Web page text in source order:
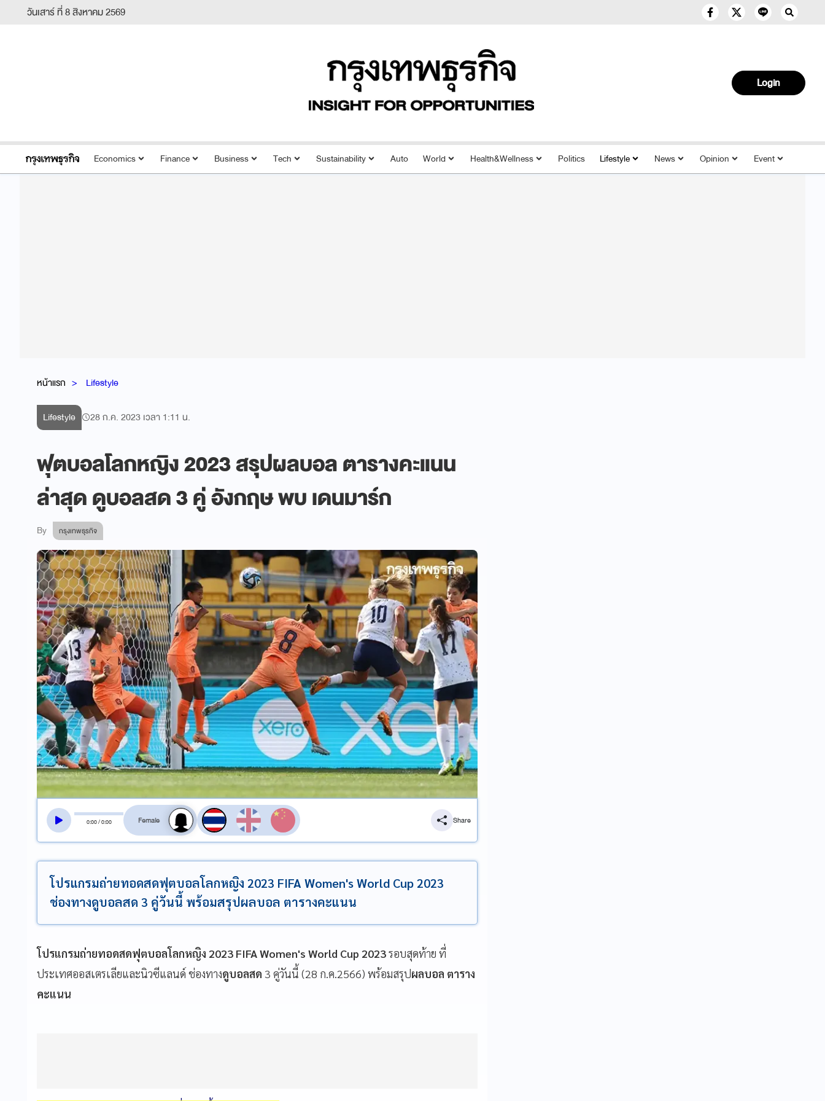
วันเสาร์ ที่ 8 สิงหาคม 2569
Login
Economics Finance Business Tech Sustainability Auto World Health&Wellness Politics Lifestyle News Opinion Event
หน้าแรก Lifestyle
Lifestyle 28 ก.ค. 2023 เวลา 1:11 น.
ฟุตบอลโลกหญิง 2023 สรุปผลบอล ตารางคะแนน
ล่าสุด ดูบอลสด 3 คู่ อังกฤษ พบ เดนมาร์ก
By กรุงเทพธุรกิจ
0:00/0:00
สลับเสียงอ่าน
Share
โปรแกรมถ่ายทอดสดฟุตบอลโลกหญิง 2023 FIFA Women's World Cup 2023
ช่องทางดูบอลสด 3 คู่วันนี้ พร้อมสรุปผลบอล ตารางคะแนน
โปรแกรมถ่ายทอดสดฟุตบอลโลกหญิง 2023 FIFA Women's World Cup 2023รอบสุดท้าย ที่
ประเทศออสเตรเลียและนิวซีแลนด์ ช่องทางดูบอลสด 3 คู่วันนี้ (28 ก.ค.2566) พร้อมสรุปผลบอล ตาราง
คะแนน